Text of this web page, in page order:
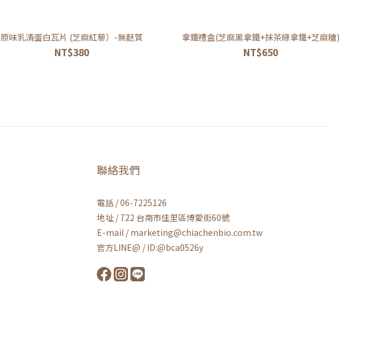
原味乳清蛋白瓦片 (芝麻紅藜）-無麩質
NT$380
拿鐵禮盒(芝麻黑拿鐵+抹茶綠拿鐵+芝麻糖)
NT$650
聯絡我們
電話 / 06-7225126
地址 / 722 台南市佳里區博愛街60號
E-mail / marketing@chiachenbio.com.tw
官方LINE@ / ID:@bca0526y